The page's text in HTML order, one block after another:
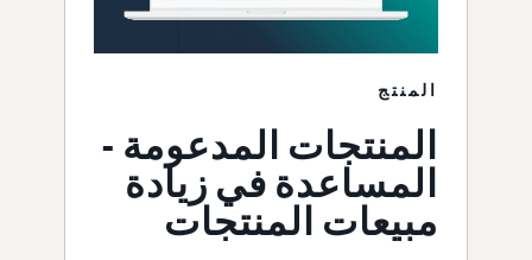
المنتج
المنتجات المدعومة -
المساعدة في زيادة
مبيعات المنتجات